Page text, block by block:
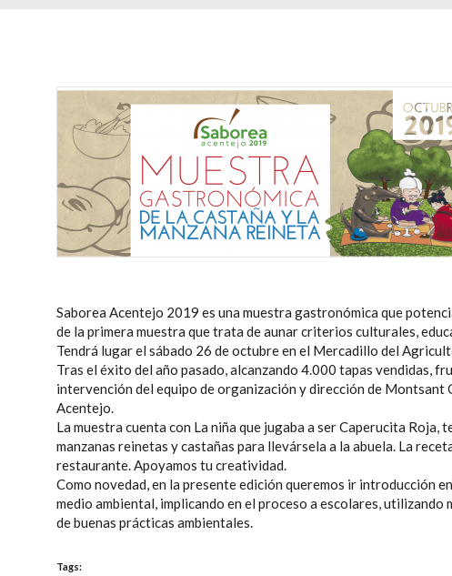
Saborea Acentejo 2019 es una muestra gastronómica que
de la primera muestra que trata de aunar criterios culturales,
Tendrá lugar el sábado 26 de octubre en el Mercadillo del
Tras el éxito del año pasado, alcanzando 4.000 tapas vendidas,
intervención del equipo de organización y dirección de Montsant
Acentejo.
La muestra cuenta con La niña que jugaba a ser Caperucita
manzanas reinetas y castañas para llevársela a la abuela. La
restaurante. Apoyamos tu creatividad.
Como novedad, en la presente edición queremos ir introducción
medio ambiental, implicando en el proceso a escolares,
de buenas prácticas ambientales.
Tags: